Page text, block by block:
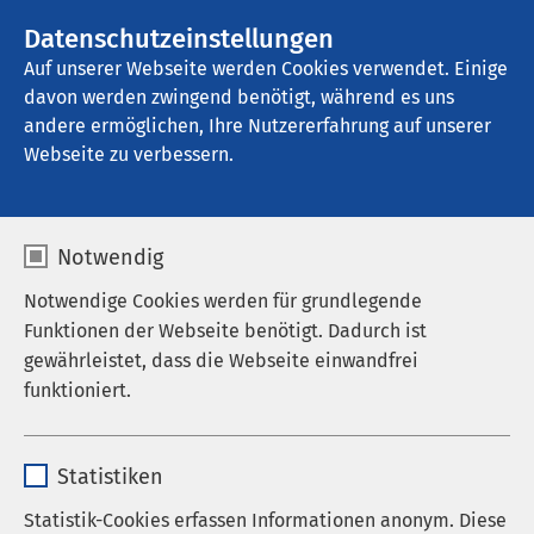
Datenschutzeinstellungen
Auf unserer Webseite werden Cookies verwendet. Einige
davon werden zwingend benötigt, während es uns
andere ermöglichen, Ihre Nutzererfahrung auf unserer
Webseite zu verbessern.
Notwendig
Notwendige Cookies werden für grundlegende
Funktionen der Webseite benötigt. Dadurch ist
gewährleistet, dass die Webseite einwandfrei
funktioniert.
Anbieter sgalinski
Statistiken
Statistik-Cookies erfassen Informationen anonym. Diese
AMEOS Poliklinikum Neuburg
Praxis für Orthopädie